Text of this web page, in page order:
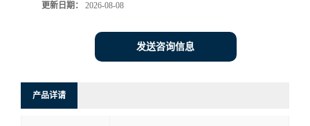
更新日期： 2026-08-08
发送咨询信息
产品详请